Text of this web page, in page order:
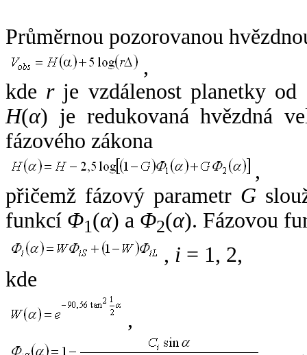
Průměrnou pozorovanou
,
kde rje vzdálenost planetky od
H(α) je redukovaná hvězdná
fázového zákona
,
přičemž fázový parametr G
funkcí Φ1(α) a Φ2(α). Fázovou
, i = 1, 2,
kde
,